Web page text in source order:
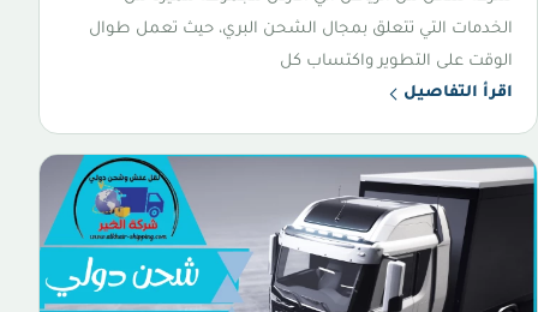
الخدمات التي تتعلق بمجال الشحن البري، حيث تعمل طوال
الوقت على التطوير واكتساب كل
اقرأ التفاصيل